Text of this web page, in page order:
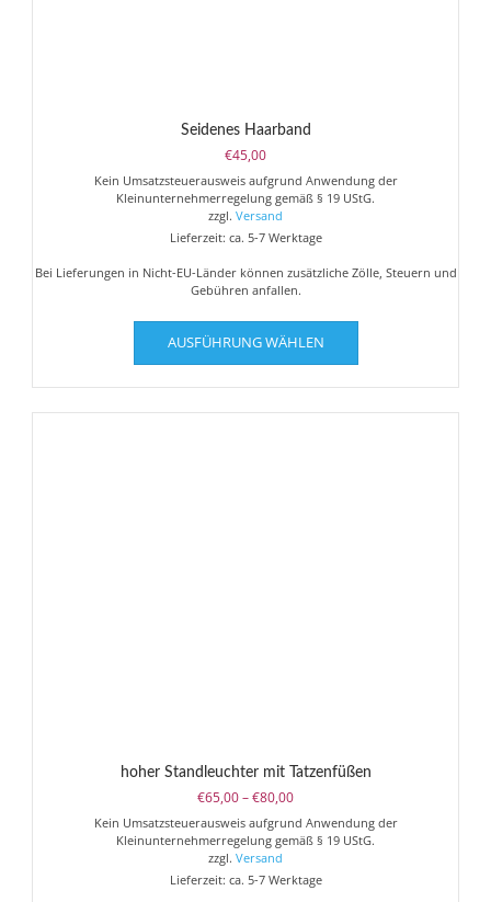
Seidenes Haarband
€45,00
Kein Umsatzsteuerausweis aufgrund Anwendung der
Kleinunternehmerregelung gemäß § 19 UStG.
zzgl. Versand
Lieferzeit: ca. 5-7 Werktage
Bei Lieferungen in Nicht-EU-Länder können zusätzliche Zölle, Steuern und
Gebühren anfallen.
AUSFÜHRUNG WÄHLEN
Dieses
weist
mehrere
Varianten
hoher Standleuchter mit Tatzenfüßen
€65,00–€80,00Preisspanne:
€65,00
bis
Kein Umsatzsteuerausweis aufgrund Anwendung der
Kleinunternehmerregelung gemäß § 19 UStG.
zzgl. Versand
Lieferzeit: ca. 5-7 Werktage